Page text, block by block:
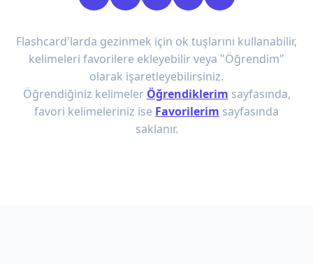
Flashcard'larda gezinmek için ok tuşlarını kullanabilir,
kelimeleri favorilere ekleyebilir veya "Öğrendim"
olarak işaretleyebilirsiniz.
Öğrendiğiniz kelimeler Öğrendiklerim sayfasında,
favori kelimeleriniz ise Favorilerim sayfasında
saklanır.